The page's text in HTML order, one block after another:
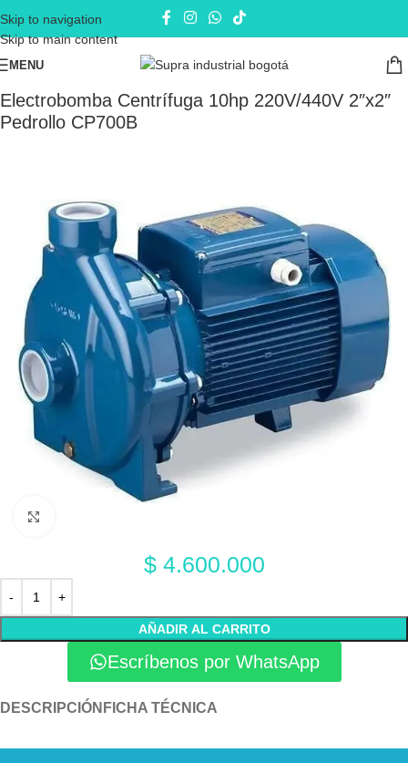
Skip to navigation
Skip to main content
MENU
Inicio Electrobombas - bombas eléctricas Bombas de Superficie
Electrobomba Centrífuga 10hp 220V/440V 2″x2″
Pedrollo CP700B
$4.600.000
AÑADIR AL CARRITO
Escríbenos por WhatsApp
DESCRIPCIÓN FICHA TÉCNICA